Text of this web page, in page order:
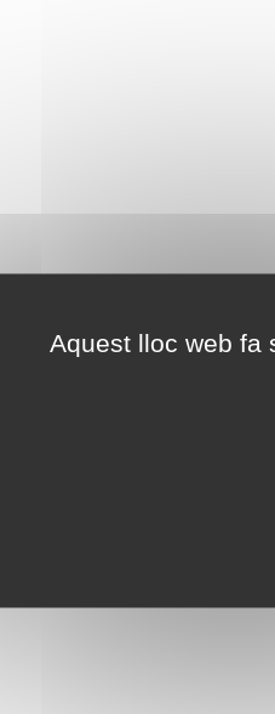
Aquest lloc web fa